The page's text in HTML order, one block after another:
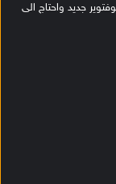
جديد واحتاج الى